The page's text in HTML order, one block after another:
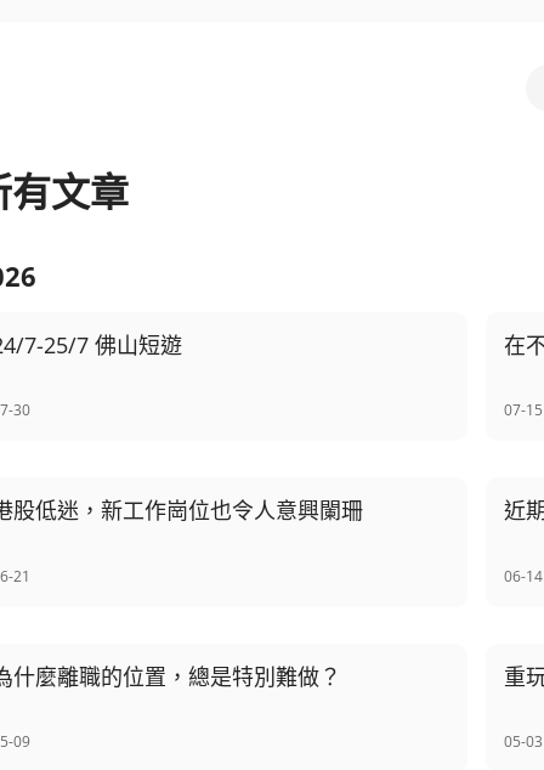
有文章
7-25/7 佛山短遊
30
在
07-15
股低迷，新工作崗位也令人意興闌珊
21
近
06-14
什麼離職的位置，總是特別難做？
09
重
05-03